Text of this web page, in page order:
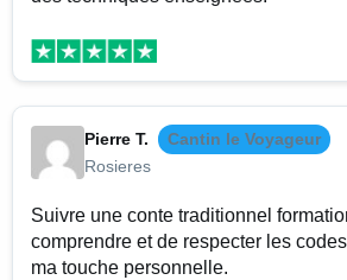
Pierre T.
Cantin le Voyageur
Rosieres
Suivre une conte traditionnel
comprendre et de respecter les
ma touche personnelle.